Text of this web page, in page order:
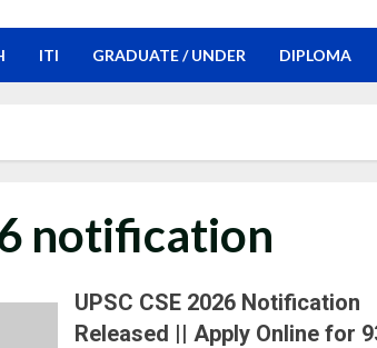
ITI GRADUATE / UNDER DIPLOMA
notification
UPSC CSE 2026 Notification
Released || Apply Online for